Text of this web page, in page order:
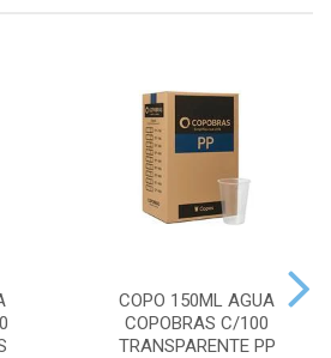
COPO 150ML AGUA
COPOBRAS C/100
TRANSPARENTE PP